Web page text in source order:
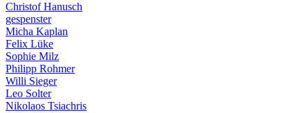
Christof Hanusch
gespenster
Micha Kaplan
Felix Lüke
Sophie Milz
Philipp Rohmer
Willi Sieger
Leo Solter
Nikolaos Tsiachris